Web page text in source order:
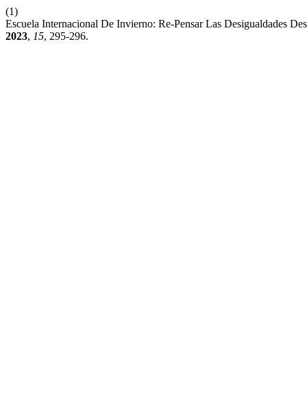
(1)
Escuela Internacional De Invierno: Re-Pensar Las Desigualdades
2023, 15, 295-296.